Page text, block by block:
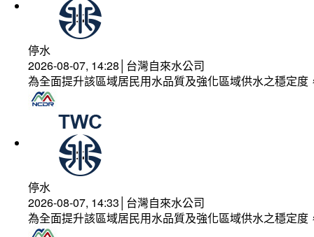
停水
2026-08-07, 14:28│台灣自來水公司
為全面提升該區域居民用水品質及強化區域供水之穩定
停水
2026-08-07, 14:33│台灣自來水公司
為全面提升該區域居民用水品質及強化區域供水之穩定